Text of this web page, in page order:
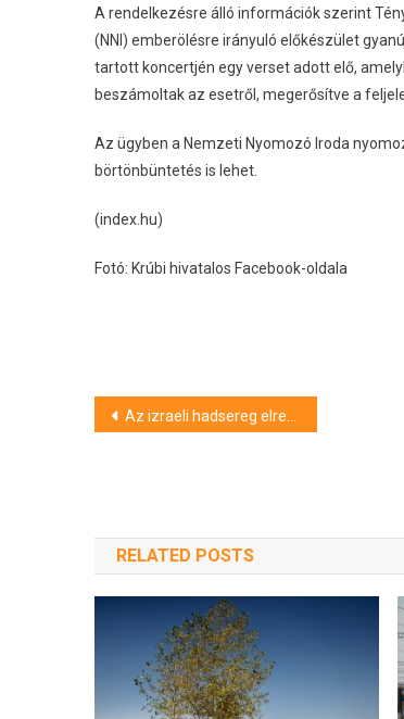
A rendelkezésre álló információk szerint
(NNI) emberölésre irányuló előkészület
tartott koncertjén egy verset adott elő,
beszámoltak az esetről, megerősítve a
Az ügyben a Nemzeti Nyomozó Iroda
börtönbüntetés is lehet.
(index.hu)
Fotó: Krúbi hivatalos Facebook-oldala
Bejegyzés
Az izraeli hadsereg elrendelte Gázaváros kiürítését
RELATED POSTS